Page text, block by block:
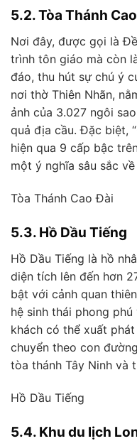
5.2. Tòa Thánh
Nơi đây, được gọi là
trình tôn giáo mà còn
đáo, thu hút sự chú ý
nơi thờ Thiên Nhãn,
ảnh của 3.027 ngôi
quả địa cầu. Đặc biệt,
hiện qua 9 cấp bậc
một ý nghĩa sâu sắc
Tòa Thánh Cao Đài
5.3. Hồ Dầu Tiếng
Hồ Dầu Tiếng là hồ
diện tích lên đến hơn
bật với cảnh quan
hệ sinh thái phong
khách có thể xuất
chuyển theo con
tòa thánh Tây Ninh và
Hồ Dầu Tiếng
5.4. Khu du lịch